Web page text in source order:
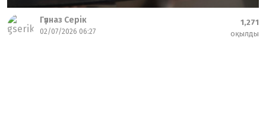
Гүлназ Серік
02/07/2026 06:27
1,271
оқылды